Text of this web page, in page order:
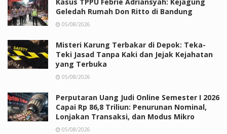
Geledah Rumah Don Ritto di Bandung
05/08/2026
Misteri Karung Terbakar di Depok: Teka-
Teki Jasad Tanpa Kaki dan Jejak Kejahatan
yang Terbuka
05/08/2026
Perputaran Uang Judi Online Semester I 2026
Capai Rp 86,8 Triliun: Penurunan Nominal,
Lonjakan Transaksi, dan Modus Mikro
05/08/2026